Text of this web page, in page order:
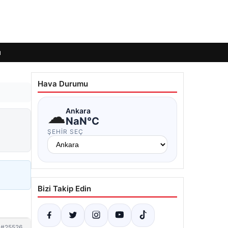
Hava Durumu
☁Ankara
NaN°C
ŞEHIR SEÇ
Bizi Takip Edin